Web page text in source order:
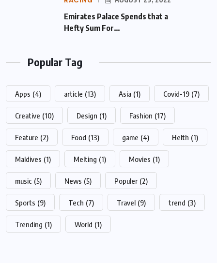
Emirates Palace Spends that a Hefty Sum
For…
Popular Tag
Apps (4) article (13) Asia (1) Covid-19 (7)
Creative (10) Design (1) Fashion (17)
Feature (2) Food (13) game (4) Helth (1)
Maldives (1) Melting (1) Movies (1)
music (5) News (5) Populer (2)
Sports (9) Tech (7) Travel (9) trend (3)
Trending (1) World (1)